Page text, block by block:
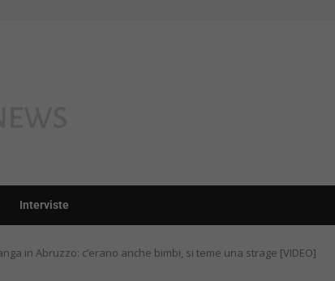
Interviste
in Abruzzo: c’erano anche bimbi, si teme una strage [VIDEO]